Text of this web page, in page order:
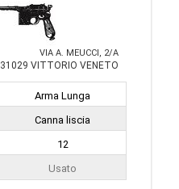
VIA A. MEUCCI, 2/A
31029 VITTORIO VENETO
Arma Lunga
Canna liscia
12
Usato